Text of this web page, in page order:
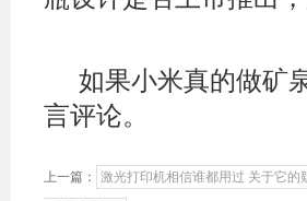
如果小米真的做矿
言评论。
上一篇： 激光打印机相信谁都用过 关于它的